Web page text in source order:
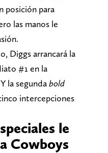
posición para
las manos le
Diggs arrancará la
#1 en la
la segundabold
intercepciones
le
Cowboys